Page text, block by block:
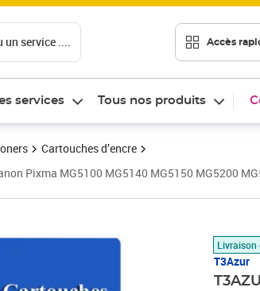
un service .... Accès
services Tous nos produits
Cartouches d’encre
Pixma MG5100 MG5140 MG5150 MG5200
Livraison
T3Azur
Prix